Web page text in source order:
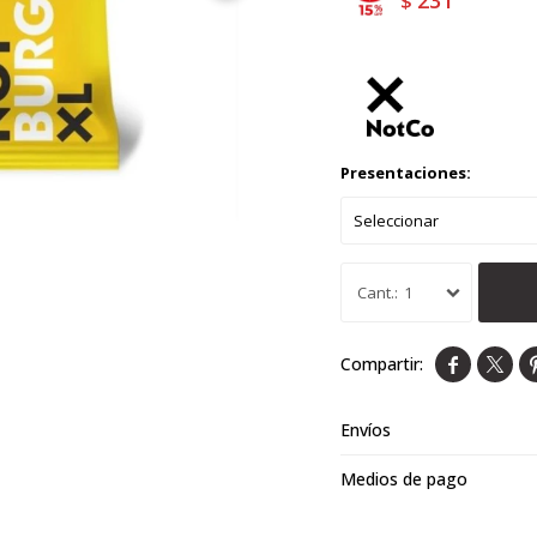
Presentaciones:
1
 
Envíos
Medios de pago